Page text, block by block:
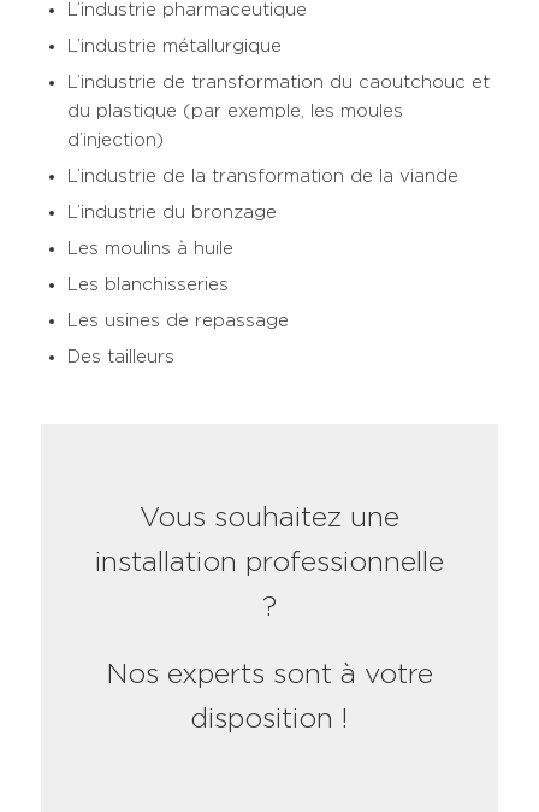
L’industrie pharmaceutique
L’industrie métallurgique
L’industrie de transformation du caoutchouc et
du plastique (par exemple, les moules
d’injection)
L’industrie de la transformation de la viande
L’industrie du bronzage
Les moulins à huile
Les blanchisseries
Les usines de repassage
Des tailleurs
Vous souhaitez une
installation professionnelle
?
Nos experts sont à votre
disposition !